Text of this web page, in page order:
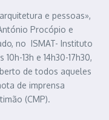
e pessoas»,
Procópio e
no ISMAT- Instituto
13h e 14h30-17h30,
de todos aqueles
de imprensa
(CMP).